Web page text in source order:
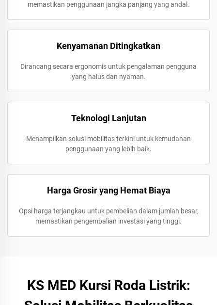
memastikan penggunaan jangka panjang yang andal.
Kenyamanan Ditingkatkan
Dirancang secara ergonomis untuk pengalaman pengguna
yang halus dan nyaman.
Teknologi Lanjutan
Menampilkan solusi mobilitas terkini untuk kemudahan
penggunaan yang lebih baik.
Harga Grosir yang Hemat Biaya
Opsi harga terjangkau untuk pembelian dalam jumlah besar,
memastikan pengembalian investasi yang tinggi.
KS MED Kursi Roda Listrik: